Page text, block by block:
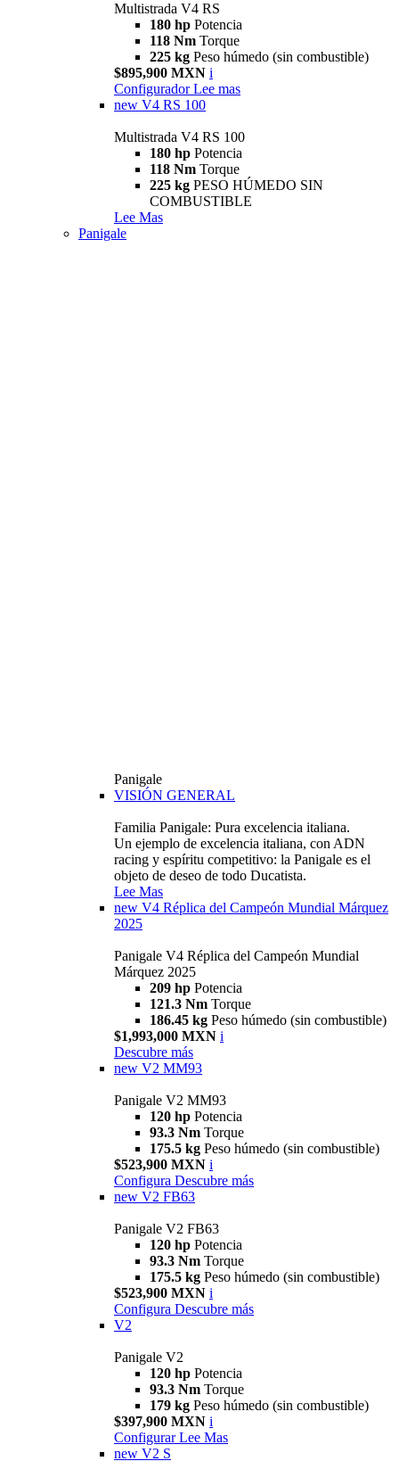
Multistrada V4 RS
180 hp Potencia
118 Nm Torque
225 kg Peso húmedo (sin combustible)
$895,900 MXN i
Configurador Lee mas
new V4 RS 100
Multistrada V4 RS 100
180 hp Potencia
118 Nm Torque
225 kg PESO HÚMEDO SIN
COMBUSTIBLE
Lee Mas
Panigale
Panigale
VISIÓN GENERAL
Familia Panigale: Pura excelencia italiana.
Un ejemplo de excelencia italiana, con ADN
racing y espíritu competitivo: la Panigale es el
objeto de deseo de todo Ducatista.
Lee Mas
new V4 Réplica del Campeón Mundial Márquez
2025
Panigale V4 Réplica del Campeón Mundial
Márquez 2025
209 hp Potencia
121.3 Nm Torque
186.45 kg Peso húmedo (sin combustible)
$1,993,000 MXN i
Descubre más
new V2 MM93
Panigale V2 MM93
120 hp Potencia
93.3 Nm Torque
175.5 kg Peso húmedo (sin combustible)
$523,900 MXN i
Configura Descubre más
new V2 FB63
Panigale V2 FB63
120 hp Potencia
93.3 Nm Torque
175.5 kg Peso húmedo (sin combustible)
$523,900 MXN i
Configura Descubre más
V2
Panigale V2
120 hp Potencia
93.3 Nm Torque
179 kg Peso húmedo (sin combustible)
$397,900 MXN i
Configurar Lee Mas
new V2 S